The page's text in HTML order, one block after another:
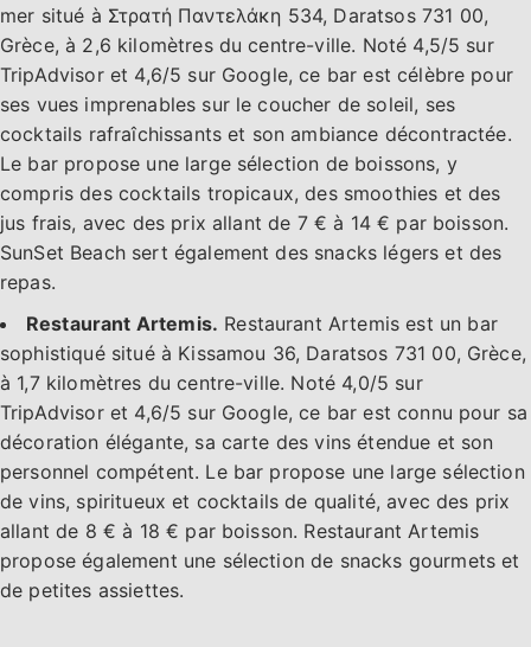
mer situé à Στρατή Παντελάκη 534, Daratsos 731 00,
Grèce, à 2,6 kilomètres du centre-ville. Noté 4,5/5 sur
TripAdvisor et 4,6/5 sur Google, ce bar est célèbre pour
ses vues imprenables sur le coucher de soleil, ses
cocktails rafraîchissants et son ambiance décontractée.
Le bar propose une large sélection de boissons, y
compris des cocktails tropicaux, des smoothies et des
jus frais, avec des prix allant de 7 € à 14 € par boisson.
SunSet Beach sert également des snacks légers et des
repas.
Restaurant Artemis. Restaurant Artemis est un bar
sophistiqué situé à Kissamou 36, Daratsos 731 00, Grèce,
à 1,7 kilomètres du centre-ville. Noté 4,0/5 sur
TripAdvisor et 4,6/5 sur Google, ce bar est connu pour sa
décoration élégante, sa carte des vins étendue et son
personnel compétent. Le bar propose une large sélection
de vins, spiritueux et cocktails de qualité, avec des prix
allant de 8 € à 18 € par boisson. Restaurant Artemis
propose également une sélection de snacks gourmets et
de petites assiettes.